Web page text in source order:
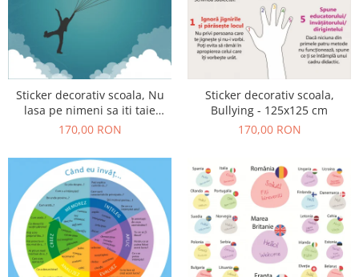
Sticker decorativ scoala, Nu
lasa pe nimeni sa iti taie
aripile - 125x125 cm
170,00 RON
Sticker decorativ scoala,
Bullying - 125x125 cm
170,00 RON